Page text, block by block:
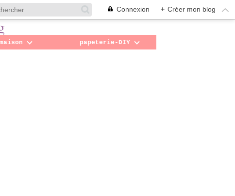
Connexion + Créer mon blog
maison papeterie-DIY